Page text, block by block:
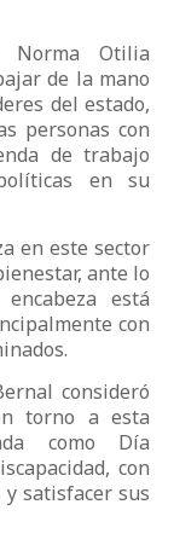
Norma Otilia
de la mano
del estado,
personas con
de trabajo
en su
en este sector
ante lo
está
con
consideró
torno a esta
como Día
con
satisfacer sus